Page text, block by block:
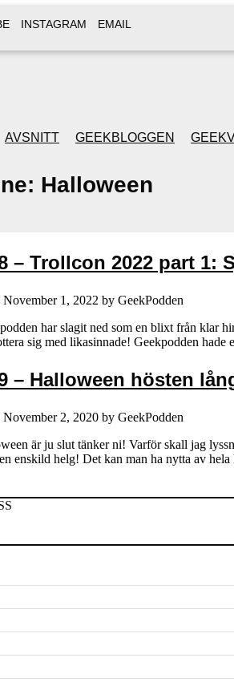
INSTAGRAM EMAIL
AVSNITT GEEKBLOGGEN
Halloween
– Trollcon 2022 part 1:
November 1, 2022 by GeekPodden
har slagit ned som en blixt från klar
sig med likasinnade! Geekpodden hade
– Halloween hösten
November 2, 2020 by GeekPodden
är ju slut tänker ni! Varför skall jag
enskild helg! Det kan man ha nytta av